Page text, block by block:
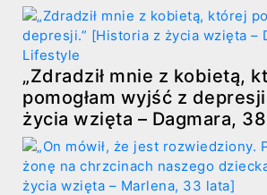
Lifestyle
„Zdradził mnie z kobietą,
pomogłam wyjść z
życia wzięta – Dagmara,